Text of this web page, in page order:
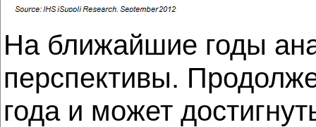
На ближайшие годы
перспективы.
года и может